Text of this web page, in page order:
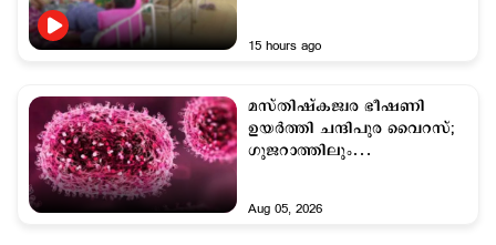
15 hours ago
മസ്തിഷ്കജ്വര ഭീഷണി
ഉയർത്തി ചന്ദിപുര വൈറസ്;
ഗുജറാത്തിലും
Aug 05, 2026